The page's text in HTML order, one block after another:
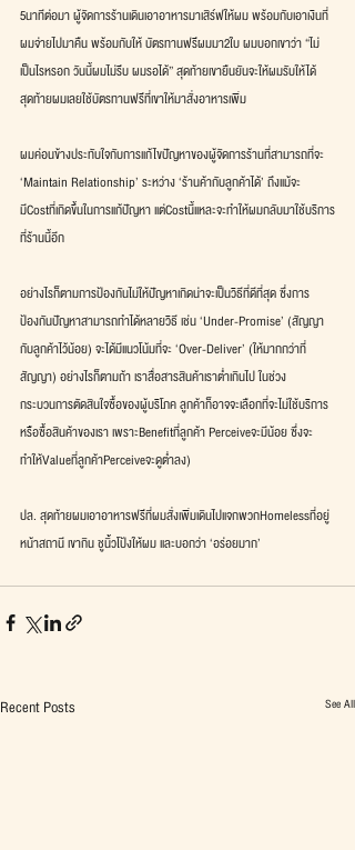
5นาทีต่อมา ผู้จัดการร้านเดินเอาอาหารมาเสิร์ฟให้ผม พร้อมกับเอาเงินที่
ผมจ่ายไปมาคืน พร้อมกับให้ บัตรทานฟรีผมมา2ใบ ผมบอกเขาว่า “ไม่
เป็นไรหรอก วันนี้ผมไม่รีบ ผมรอได้” สุดท้ายเขายืนยันจะให้ผมรับให้ได้
สุดท้ายผมเลยใช้บัตรทานฟรีที่เขาให้มาสั่งอาหารเพิ่ม
ผมค่อนข้างประทับใจกับการแก้ไขปัญหาของผู้จัดการร้านที่สามารถที่จะ
‘Maintain Relationship’ ระหว่าง ‘ร้านค้ากับลูกค้าได้’ ถึงแม้จะ
มีCostที่เกิดขึ้นในการแก้ปัญหา แต่Costนี้แหละจะทำให้ผมกลับมาใช้บริการ
ที่ร้านนี้อีก
อย่างไรก็ตามการป้องกันไม่ให้ปัญหาเกิดน่าจะเป็นวิธีที่ดีที่สุด ซึ่งการ
ป้องกันปัญหาสามารถทำได้หลายวิธี เช่น ‘Under-Promise’ (สัญญา
กับลูกค้าไว้น้อย) จะได้มีแนวโน้มที่จะ ‘Over-Deliver’ (ให้มากกว่าที่
สัญญา) อย่างไรก็ตามถ้า เราสื่อสารสินค้าเราต่ำเกินไป ในช่วง
กระบวนการตัดสินใจซื้อของผู้บริโภค ลูกค้าก็อาจจะเลือกที่จะไม่ใช้บริการ
หรือซื้อสินค้าของเรา เพราะBenefitที่ลูกค้า Perceiveจะมีน้อย ซึ่งจะ
ทำให้Valueที่ลูกค้าPerceiveจะดูต่ำลง)
ปล. สุดท้ายผมเอาอาหารฟรีที่ผมสั่งเพิ่มเดินไปแจกพวกHomelessที่อยู่
หน้าสถานี เขากิน ชูนิ้วโป้งให้ผม และบอกว่า ‘อร่อยมาก’
Recent Posts See All